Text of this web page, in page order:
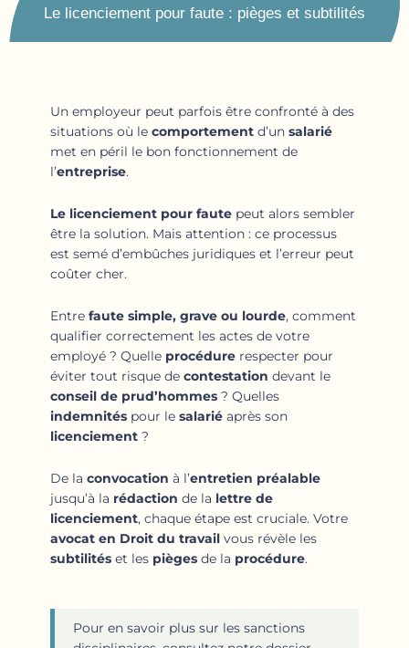
Le licenciement pour faute : pièges et subtilités
Un employeur peut parfois être confronté à des
situations où le comportement d’un salarié
met en péril le bon fonctionnement de
l’entreprise.
Le licenciement pour faute peut alors sembler
être la solution. Mais attention : ce processus
est semé d’embûches juridiques et l’erreur peut
coûter cher.
Entre faute simple, grave ou lourde, comment
qualifier correctement les actes de votre
employé ? Quelle procédure respecter pour
éviter tout risque de contestation devant le
conseil de prud’hommes ? Quelles
indemnités pour le salarié après son
licenciement ?
De la convocation à l’entretien préalable
jusqu’à la rédaction de la lettre de
licenciement, chaque étape est cruciale. Votre
avocat en Droit du travail vous révèle les
subtilités et les pièges de la procédure.
Pour en savoir plus sur les sanctions